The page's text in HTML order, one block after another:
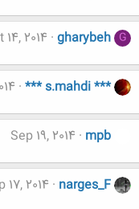
G
gharybeh
14, 2014
*** s.mahdi ***
mpb
Sep 19, 2014
narges_F
17, 2014